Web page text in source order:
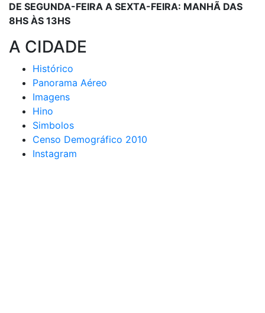
DE SEGUNDA-FEIRA A SEXTA-FEIRA: MANHÃ DAS
8HS ÀS 13HS
A CIDADE
Histórico
Panorama Aéreo
Imagens
Hino
Simbolos
Censo Demográfico 2010
Instagram